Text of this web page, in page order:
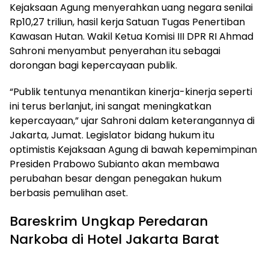
Kejaksaan Agung menyerahkan uang negara senilai
Rp10,27 triliun, hasil kerja Satuan Tugas Penertiban
Kawasan Hutan. Wakil Ketua Komisi III DPR RI Ahmad
Sahroni menyambut penyerahan itu sebagai
dorongan bagi kepercayaan publik.
“Publik tentunya menantikan kinerja-kinerja seperti
ini terus berlanjut, ini sangat meningkatkan
kepercayaan,” ujar Sahroni dalam keterangannya di
Jakarta, Jumat. Legislator bidang hukum itu
optimistis Kejaksaan Agung di bawah kepemimpinan
Presiden Prabowo Subianto akan membawa
perubahan besar dengan penegakan hukum
berbasis pemulihan aset.
Bareskrim Ungkap Peredaran
Narkoba di Hotel Jakarta Barat